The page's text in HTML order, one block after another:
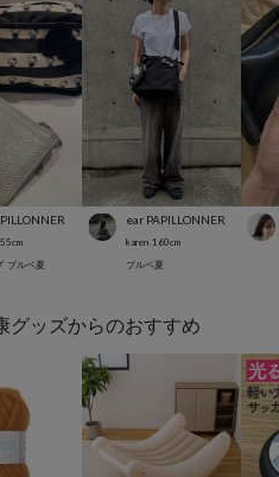
cm
ブルベ夏
ear PAPILLONNER
karen 160cm
ブルベ夏
グッズからのおすすめ